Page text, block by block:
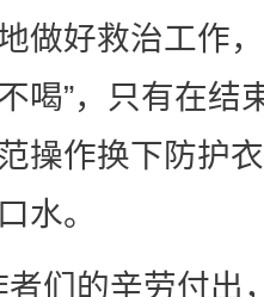
做好救治工作
喝”，只有在结
操作换下防护
水。
者们的辛劳付出